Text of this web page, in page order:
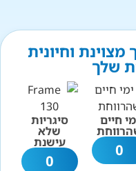
וחיונית
שלך
חיים
0
סיגריות
שלא
עישנת
0